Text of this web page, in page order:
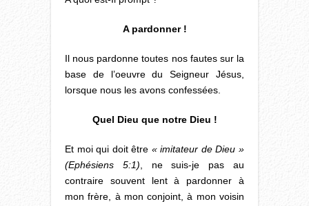
A pardonner !
Il nous pardonne toutes nos fautes sur la
base de l’oeuvre du Seigneur Jésus,
lorsque nous les avons confessées.
Quel Dieu que notre Dieu !
Et moi qui doit être « imitateur de Dieu »
(Ephésiens 5:1) , ne suis-je pas au
contraire souvent lent à pardonner à
mon frère, à mon conjoint, à mon voisin